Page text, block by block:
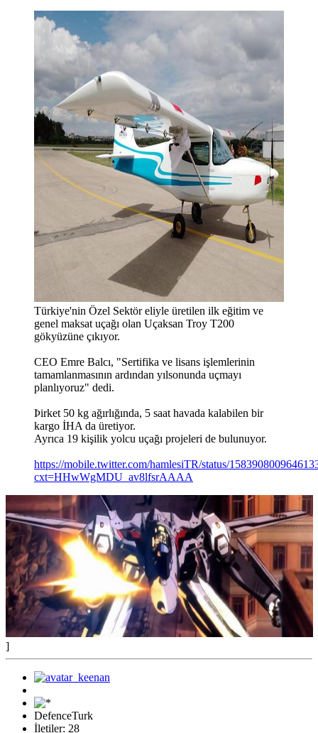
Türkiye'nin Özel Sektör eliyle üretilen ilk eğitim ve
genel maksat uçağı olan Uçaksan Troy T200
gökyüzüne çıkıyor.
CEO Emre Balcı, "Sertifika ve lisans işlemlerinin
tamamlanmasının ardından yılsonunda uçmayı
planlıyoruz" dedi.
Þirket 50 kg ağırlığında, 5 saat havada kalabilen bir
kargo İHA da üretiyor.
Ayrıca 19 kişilik yolcu uçağı projeleri de bulunuyor.
https://mobile.twitter.com/hamlesiTR/status/
cxt=HHwWgMDU_av8lfsrAAAA
]
DefenceTurk
İletiler: 28